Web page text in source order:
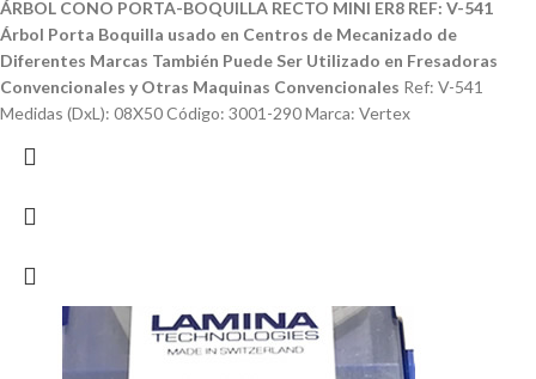
ÁRBOL CONO PORTA-BOQUILLA RECTO MINI ER8 REF: V-541
Árbol Porta Boquilla usado en Centros de Mecanizado de
Diferentes Marcas También Puede Ser Utilizado en Fresadoras
Convencionales y Otras Maquinas Convencionales Ref: V-541
Medidas (DxL): 08X50 Código: 3001-290 Marca: Vertex